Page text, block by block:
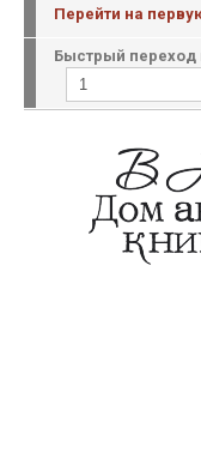
Перейти на
Быстрый переход